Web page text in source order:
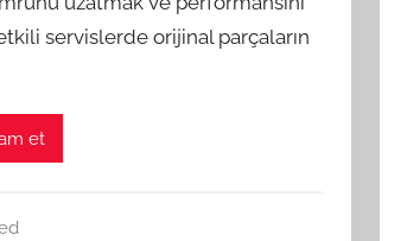
servislerde orijinal parçaların
et